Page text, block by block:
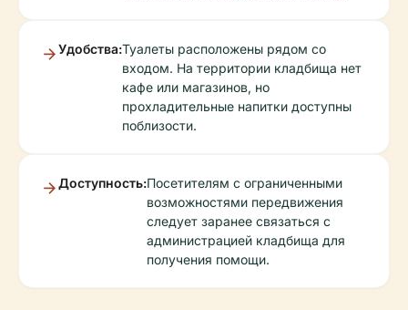
Удобства:Туалеты расположены рядом со
входом. На территории кладбища нет
кафе или магазинов, но
прохладительные напитки доступны
поблизости.
Доступность:Посетителям с ограниченными
возможностями передвижения
следует заранее связаться с
администрацией кладбища для
получения помощи.